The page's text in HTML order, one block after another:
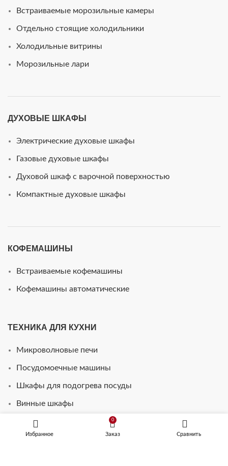
Встраиваемые морозильные камеры
Отдельно стоящие холодильники
Холодильные витрины
Морозильные лари
ДУХОВЫЕ ШКАФЫ
Электрические духовые шкафы
Газовые духовые шкафы
Духовой шкаф с варочной поверхностью
Компактные духовые шкафы
КОФЕМАШИНЫ
Встраиваемые кофемашины
Кофемашины автоматические
ТЕХНИКА ДЛЯ КУХНИ
Микроволновые печи
Посудомоечные машины
Шкафы для подогрева посуды
Винные шкафы
Стиральные машины
Телевизоры для кухни
Избранное
0
Заказ Сравнить